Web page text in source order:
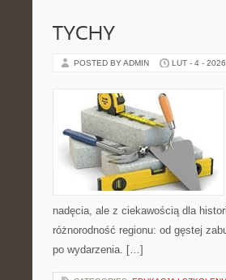
TYCHY
POSTED BY ADMIN LUT - 4 - 2026
nadęcia, ale z ciekawością dla
różnorodność regionu: od gęstej
po wydarzenia. […]